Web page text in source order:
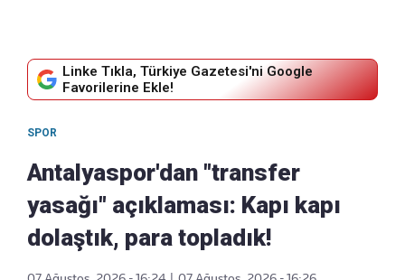
Linke Tıkla, Türkiye Gazetesi'ni Google
Favorilerine Ekle!
SPOR
Antalyaspor'dan "transfer
yasağı" açıklaması: Kapı kapı
dolaştık, para topladık!